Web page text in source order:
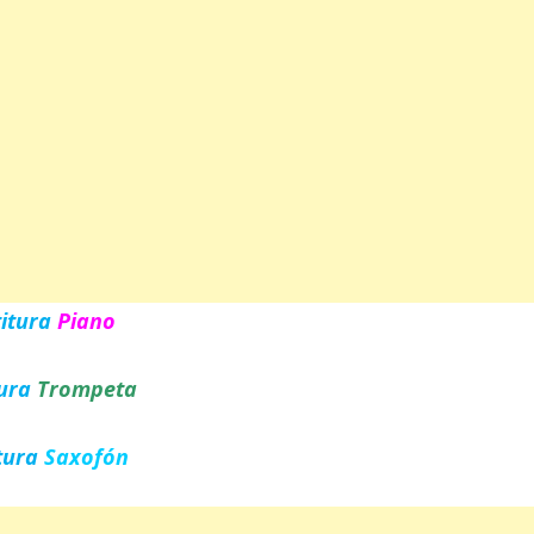
Piano
Trompeta
Saxofón